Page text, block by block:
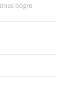
bögre